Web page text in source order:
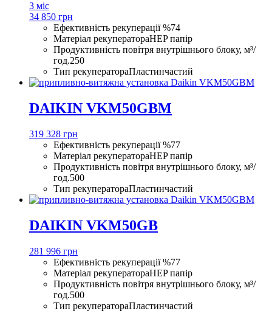
3 міс
34 850 грн
Ефективність рекуперації %74
Матеріал рекуператораHEP папір
Продуктивність повітря внутрішнього блоку, м³/
год.250
Тип рекуператораПластинчастий
DAIKIN VKM50GBM
319 328 грн
Ефективність рекуперації %77
Матеріал рекуператораHEP папір
Продуктивність повітря внутрішнього блоку, м³/
год.500
Тип рекуператораПластинчастий
DAIKIN VKM50GB
281 996 грн
Ефективність рекуперації %77
Матеріал рекуператораHEP папір
Продуктивність повітря внутрішнього блоку, м³/
год.500
Тип рекуператораПластинчастий